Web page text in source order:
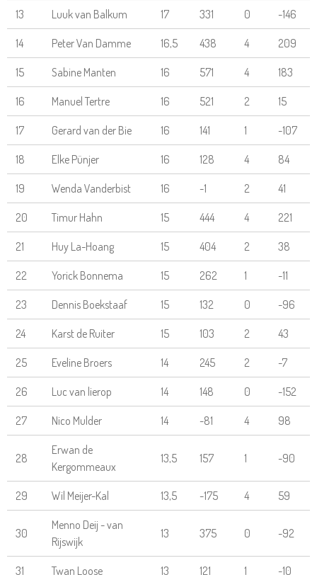
13 Luuk van Balkum 17 331 0 -146
14 Peter Van Damme 16,5 438 4 209
15 Sabine Manten 16 571 4 183
16 Manuel Tertre 16 521 2 15
17 Gerard van der Bie 16 141 1 -107
18 Elke Pünjer 16 128 4 84
19 Wenda Vanderbist 16 -1 2 41
20 Timur Hahn 15 444 4 221
21 Huy La-Hoang 15 404 2 38
22 Yorick Bonnema 15 262 1 -11
23 Dennis Boekstaaf 15 132 0 -96
24 Karst de Ruiter 15 103 2 43
25 Eveline Broers 14 245 2 -7
26 Luc van lierop 14 148 0 -152
27 Nico Mulder 14 -81 4 98
28
Erwan de
Kergommeaux
13,5 157 1 -90
29 Wil Meijer-Kal 13,5 -175 4 59
30
Menno Deij - van
Rijswijk
13 375 0 -92
31 Twan Loose 13 121 1 -10